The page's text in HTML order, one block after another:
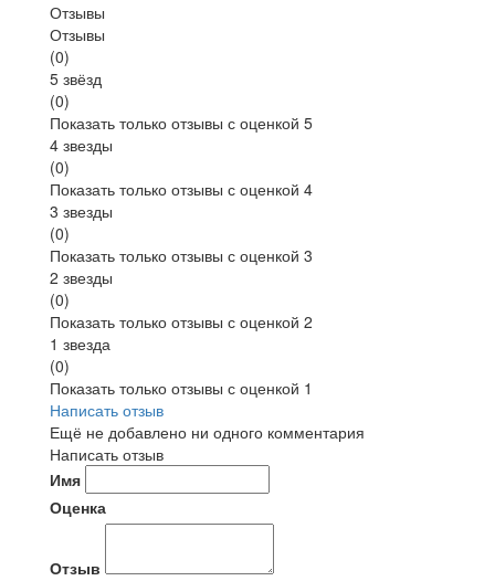
Отзывы
Отзывы
(0)
5 звёзд
(0)
Показать только отзывы с оценкой 5
4 звезды
(0)
Показать только отзывы с оценкой 4
3 звезды
(0)
Показать только отзывы с оценкой 3
2 звезды
(0)
Показать только отзывы с оценкой 2
1 звезда
(0)
Показать только отзывы с оценкой 1
Написать отзыв
Ещё не добавлено ни одного комментария
Написать отзыв
Имя
Оценка
Отзыв